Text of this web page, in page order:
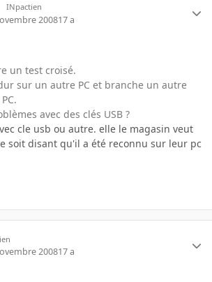
INpactien
200817 a
un test croisé.
sur un autre PC et branche un autre
avec des clés USB ?
cle usb ou autre. elle le magasin veut
soit disant qu'il a été reconnu sur leur pc
200817 a